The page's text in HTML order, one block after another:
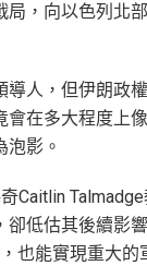
，向以色列北
人，但伊朗政
在多大程度上
影。
Caitlin
低估其後續影
也能實現重大的